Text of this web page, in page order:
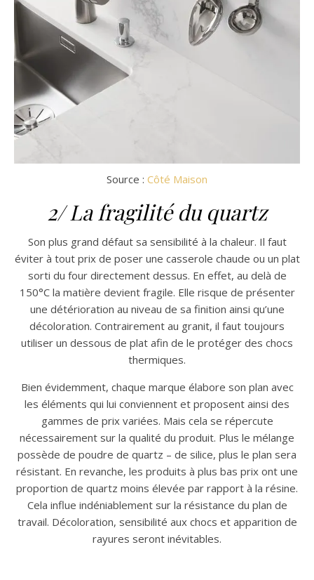
Source : Côté Maison
2/ La fragilité du quartz
Son plus grand défaut sa sensibilité à la chaleur. Il faut
éviter à tout prix de poser une casserole chaude ou un plat
sorti du four directement dessus. En effet, au delà de
150°C la matière devient fragile. Elle risque de présenter
une détérioration au niveau de sa finition ainsi qu’une
décoloration. Contrairement au granit, il faut toujours
utiliser un dessous de plat afin de le protéger des chocs
thermiques.
Bien évidemment, chaque marque élabore son plan avec
les éléments qui lui conviennent et proposent ainsi des
gammes de prix variées. Mais cela se répercute
nécessairement sur la qualité du produit. Plus le mélange
possède de poudre de quartz – de silice, plus le plan sera
résistant. En revanche, les produits à plus bas prix ont une
proportion de quartz moins élevée par rapport à la résine.
Cela influe indéniablement sur la résistance du plan de
travail. Décoloration, sensibilité aux chocs et apparition de
rayures seront inévitables.